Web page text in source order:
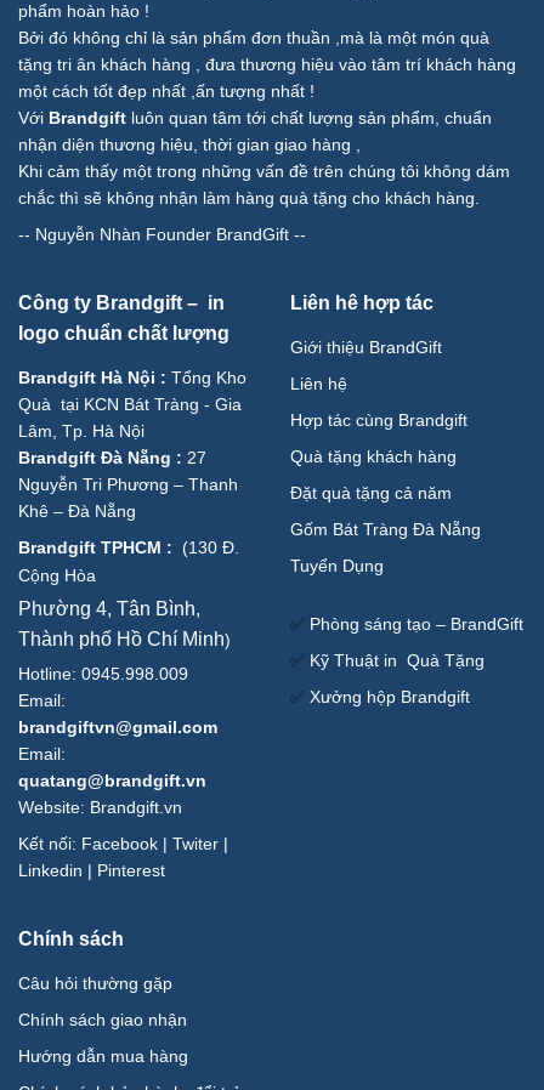
phẩm hoàn hảo !
Bởi đó không chỉ là sản phẩm đơn thuần ,mà là một món quà
tặng tri ân khách hàng , đưa thương hiệu vào tâm trí khách hàng
một cách tốt đẹp nhất ,ấn tượng nhất !
Với Brandgift luôn quan tâm tới chất lượng sản phẩm, chuẩn
nhận diện thương hiệu, thời gian giao hàng ,
Khi cảm thấy một trong những vấn đề trên chúng tôi không dám
chắc thì sẽ không nhận làm hàng quà tặng cho khách hàng.
-- Nguyễn Nhàn Founder BrandGift --
Công ty Brandgift – in
logo chuẩn chất lượng
Brandgift Hà Nội : Tổng Kho
Quà tại KCN Bát Tràng - Gia
Lâm, Tp. Hà Nội
Brandgift Đà Nẵng : 27
Nguyễn Tri Phương – Thanh
Khê – Đà Nẵng
Brandgift TPHCM : (130 Đ.
Cộng Hòa
Phường 4, Tân Bình,
Thành phố Hồ Chí Minh)
Hotline: 0945.998.009
Email:
brandgiftvn@gmail.com
Email:
quatang@brandgift.vn
Website: Brandgift.vn
Kết nối: Facebook | Twiter |
Linkedin | Pinterest
Liên hê hợp tác
Giới thiệu BrandGift
Liên hệ
Hợp tác cùng Brandgift
Quà tặng khách hàng
Đặt quà tặng cả năm
Gốm Bát Tràng Đà Nẵng
Tuyển Dụng
✅ Phòng sáng tạo – BrandGift
✅ Kỹ Thuật in Quà Tặng
✅ Xưởng hộp Brandgift
Chính sách
Câu hỏi thường gặp
Chính sách giao nhận
Hướng dẫn mua hàng